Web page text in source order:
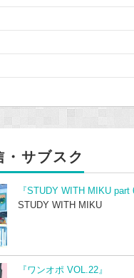
・サブスク
『STUDY WITH MIKU part
STUDY WITH MIKU
『ワンオポ VOL.22』